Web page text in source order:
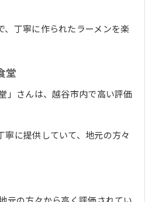
、丁寧に作られたラーメンを楽
堂
」さんは、越谷市内で高い評価
寧に提供していて、地元の方々